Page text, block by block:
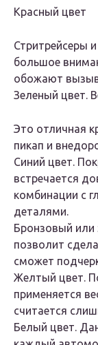
Красный цвет
Стритрейсеры
большое
обожают
Зеленый цвет.
Это отличная
пикап и
Синий цвет.
встречается
комбинации с
деталями.
Бронзовый или
позволит
сможет
Желтый цвет.
применяется
считается
Белый цвет.